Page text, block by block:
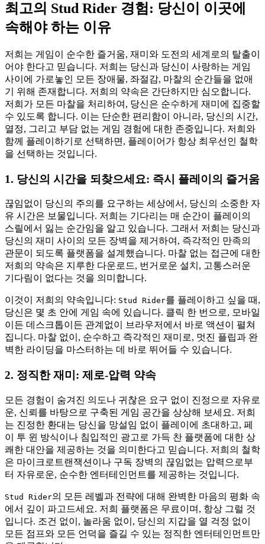
최고의 Stud Rider 경험: 당신이 이곳에
속해야 하는 이유
저희는 게임이 순수한 즐거움, 재미와 도전의 세계로의 탈출이
어야 한다고 믿습니다. 저희는 당신과 당신이 사랑하는 게임
사이에 가로놓인 모든 장애물, 좌절감, 마찰의 순간들을 없애
기 위해 존재합니다. 저희의 약속은 간단하지만 심오합니다.
저희가 모든 마찰을 처리하여, 당신은 순수하게 재미에 집중할
수 있도록 합니다. 이는 단순한 편리함이 아니라, 당신의 시간,
열정, 그리고 부담 없는 게임 경험에 대한 존중입니다. 저희와
함께 플레이하기로 선택하면, 플레이어가 항상 최우선인 철학
을 선택하는 것입니다.
1. 당신의 시간을 되찾으세요: 즉시 플레이의 즐거움
끊임없이 당신의 주의를 요구하는 세상에서, 당신의 소중한 자
유 시간은 보물입니다. 저희는 기다리는 매 순간이 플레이의
스릴에서 잃는 순간임을 알고 있습니다. 그래서 저희는 당신과
당신의 재미 사이의 모든 장벽을 제거하여, 즉각적인 만족의
관문이 되도록 플랫폼을 설계했습니다. 마찰 없는 접근에 대한
저희의 약속은 지루한 다운로드, 번거로운 설치, 고통스러운
기다림이 없다는 것을 의미합니다.
이것이 저희의 약속입니다: Stud Rider를 플레이하고 싶을 때,
당신은 몇 초 안에 게임 속에 있습니다. 클릭 한 번으로, 모바일
이든 데스크톱이든 관계없이 브라우저에서 바로 액션이 펼쳐
집니다. 마찰 없이, 순수하고 즉각적인 재미로, 멋진 플립과 완
벽한 라이딩을 마스터하는 데 바로 뛰어들 수 있습니다.
2. 정직한 재미: 제로-압력 약속
모든 경험이 숨겨진 의도나 귀찮은 요구 없이 진정으로 자유로
운, 신뢰를 바탕으로 구축된 게임 공간을 상상해 보세요. 저희
는 진정한 환대는 당신을 망설임 없이 플레이에 초대하고, 페
이 투 윈 방식이나 침입적인 광고로 가득 찬 플랫폼에 대한 상
쾌한 대안을 제공하는 것을 의미한다고 믿습니다. 저희의 철학
은 마이크로트랜잭션이나 구독 장벽의 끊임없는 압력으로부
터 자유로운, 순수한 엔터테인먼트를 제공하는 것입니다.
Stud Rider의 모든 레벨과 전략에 대해 완벽한 마음의 평화 속
에서 깊이 파고드세요. 저희 플랫폼은 무료이며, 항상 그럴 것
입니다. 조건 없이, 놀라움 없이, 당신의 지갑을 열 걱정 없이
모든 점프와 모든 언덕을 즐길 수 있는 정직한 엔터테인먼트만